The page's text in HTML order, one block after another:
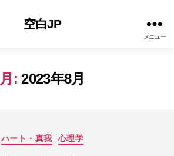
空白JP
メニュー
月: 2023年8月
カ
ハート・真我 心理学